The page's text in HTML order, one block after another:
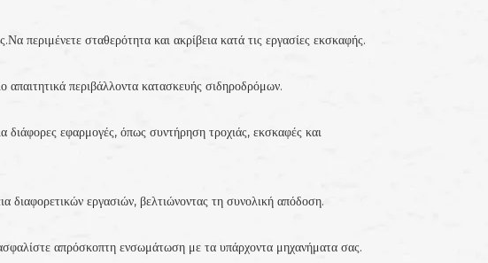
περιμένετε σταθερότητα και ακρίβεια κατά τις εργασίες εκσκαφής.
απαιτητικά περιβάλλοντα κατασκευής σιδηροδρόμων.
διάφορες εφαρμογές, όπως συντήρηση τροχιάς, εκσκαφές και
διαφορετικών εργασιών, βελτιώνοντας τη συνολική απόδοση.
απρόσκοπτη ενσωμάτωση με τα υπάρχοντα μηχανήματα σας.